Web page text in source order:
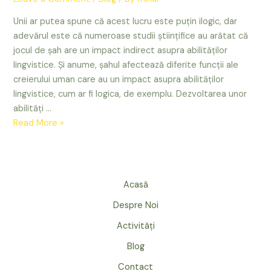
Unii ar putea spune că acest lucru este puțin ilogic, dar
adevărul este că numeroase studii științifice au arătat că
jocul de șah are un impact indirect asupra abilităților
lingvistice. Și anume, șahul afectează diferite funcții ale
creierului uman care au un impact asupra abilităților
lingvistice, cum ar fi logica, de exemplu. Dezvoltarea unor
abilități …
Șahul
Read More »
Acasă
Despre Noi
Activități
Blog
Contact